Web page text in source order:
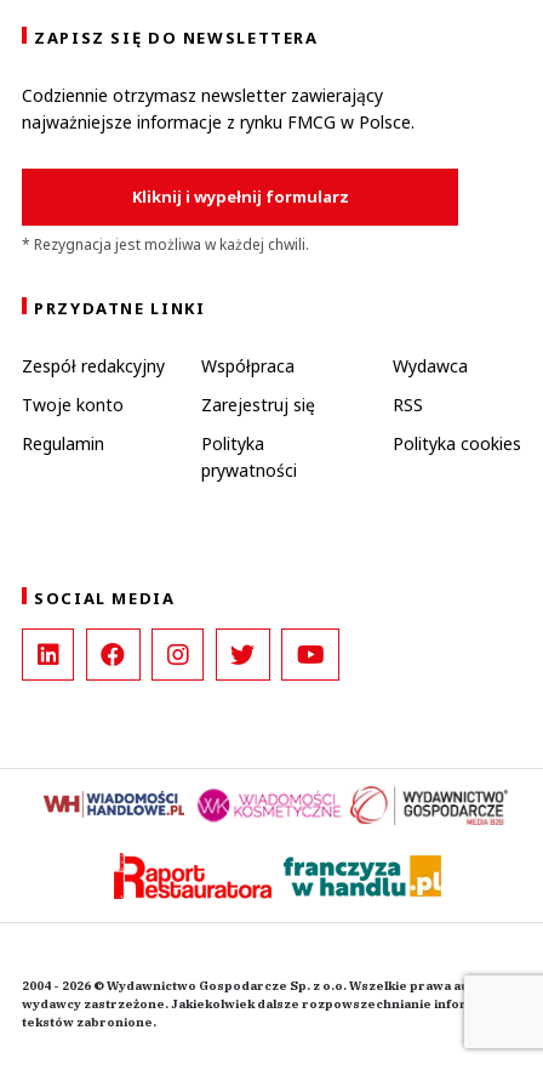
ZAPISZ SIĘ DO NEWSLETTERA
Codziennie otrzymasz newsletter zawierający
najważniejsze informacje z rynku FMCG w Polsce.
Kliknij i wypełnij formularz
* Rezygnacja jest możliwa w każdej chwili.
PRZYDATNE LINKI
Zespół redakcyjny Współpraca
Wydawca
Twoje konto
Zarejestruj się
RSS
Regulamin
Polityka
prywatności
Polityka cookies
SOCIAL MEDIA
2004 - 2026 © Wydawnictwo Gospodarcze Sp. z o.o. Wszelkie prawa autorskie
wydawcy zastrzeżone. Jakiekolwiek dalsze rozpowszechnianie informacji i
tekstów zabronione.